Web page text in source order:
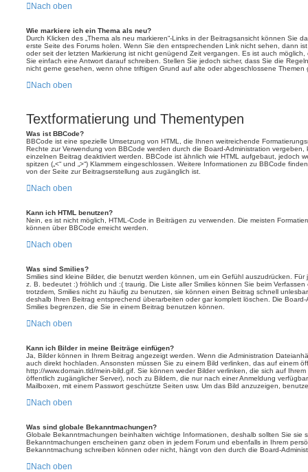
Nach oben
Wie markiere ich ein Thema als neu?
Durch Klicken des „Thema als neu markieren“-Links in der Beitragsansicht können Sie
erste Seite des Forums holen. Wenn Sie den entsprechenden Link nicht sehen, dann
oder seit der letzten Markierung ist nicht genügend Zeit vergangen. Es ist auch
Sie einfach eine Antwort darauf schreiben. Stellen Sie jedoch sicher, dass Sie die
nicht gerne gesehen, wenn ohne triftigen Grund auf alte oder abgeschlossene Themen
Nach oben
Textformatierung und Thementypen
Was ist BBCode?
BBCode ist eine spezielle Umsetzung von HTML, die Ihnen weitreichende
Rechte zur Verwendung von BBCode werden durch die Board-Administration
einzelnen Beitrag deaktiviert werden. BBCode ist ähnlich wie HTML aufgebaut, jedoch
spitzen („<“ und „>“) Klammern eingeschlossen. Weitere Informationen zu BBCode
von der Seite zur Beitragserstellung aus zugänglich ist.
Nach oben
Kann ich HTML benutzen?
Nein, es ist nicht möglich, HTML-Code in Beiträgen zu verwenden. Die meisten
können über BBCode erreicht werden.
Nach oben
Was sind Smilies?
Smilies sind kleine Bilder, die benutzt werden können, um ein Gefühl auszudrücken.
z. B. bedeutet :) fröhlich und :( traurig. Die Liste aller Smilies können Sie beim
trotzdem, Smilies nicht zu häufig zu benutzen, sie können einen Beitrag schnell
deshalb Ihren Beitrag entsprechend überarbeiten oder gar komplett löschen. Die
Smilies begrenzen, die Sie in einem Beitrag benutzen können.
Nach oben
Kann ich Bilder in meine Beiträge einfügen?
Ja, Bilder können in Ihrem Beitrag angezeigt werden. Wenn die Administration
auch direkt hochladen. Ansonsten müssen Sie zu einem Bild verlinken, das auf einem
http://www.domain.tld/mein-bild.gif. Sie können weder Bilder verlinken, die sich auf
öffentlich zugänglicher Server), noch zu Bildern, die nur nach einer Anmeldung
Mailboxen, mit einem Passwort geschützte Seiten usw. Um das Bild anzuzeigen,
Nach oben
Was sind globale Bekanntmachungen?
Globale Bekanntmachungen beinhalten wichtige Informationen, deshalb sollten Sie sie
Bekanntmachungen erscheinen ganz oben in jedem Forum und ebenfalls in Ihrem
Bekanntmachung schreiben können oder nicht, hängt von den durch die Board-
Nach oben